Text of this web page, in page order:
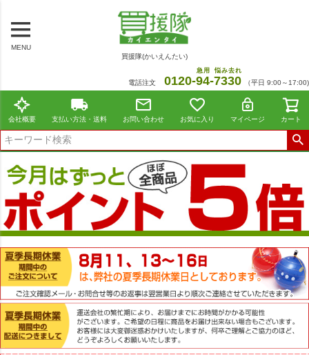
MENU
買援隊(かいえんたい)
電話注文 0120-94
急用
-7330
悩み去れ
（平日 9:00～17:00)
会社概要 支払い方法・送料 お問い合わせ お気に入り マイページ カート